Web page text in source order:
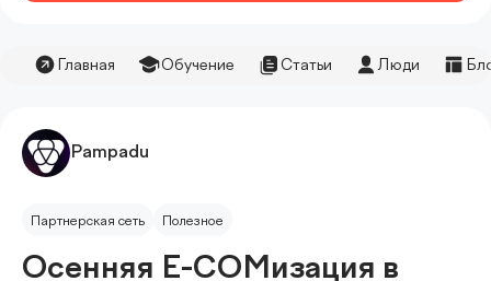
Главная Обучение Статьи Люди
Pampadu
Партнерская сеть Полезное
Осенняя E-COMизация в